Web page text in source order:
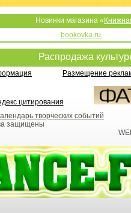
Новинки магазина «
bookovka.ru
Распродажа
Размещение
творческих событий
защищены